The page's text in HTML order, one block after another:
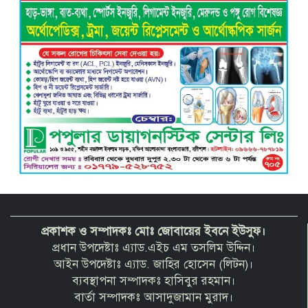
ভয়াবহ বিস্ফোরণে কেঁপে উঠল বাকেরগঞ্জ:
আগুনে দগ্ধ নারী-শিশুসহ ৩, তুলাতলা নদীতে
ঝাঁপ দিয়ে প্রাণ বাঁচানোর চেষ্টা
প্রকাশক ও সম্পাদকঃ মোঃ জোবায়ের ইবনে ইউসুফ।
প্রধান উপদেষ্টাঃ এ্যাড.এইচ এম তসলিম উদ্দিন।
আইন উপদেষ্টাঃ এ্যাড. জাহির হোসেন (লিটন)।
ব্যবস্থাপনা সম্পাদকঃ হাসিবুর রহমান।
বার্তা সম্পাদকঃ আসাদুজামান মুরাদ।